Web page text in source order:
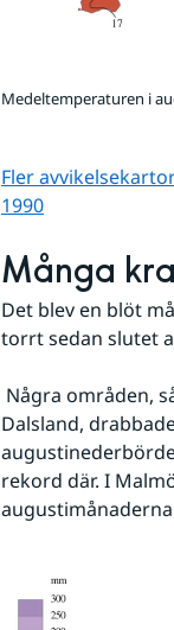
Medeltemperaturen i
Fler
1990
Många
Det blev en blöt
torrt sedan slutet
Dalsland,
rekord där. I